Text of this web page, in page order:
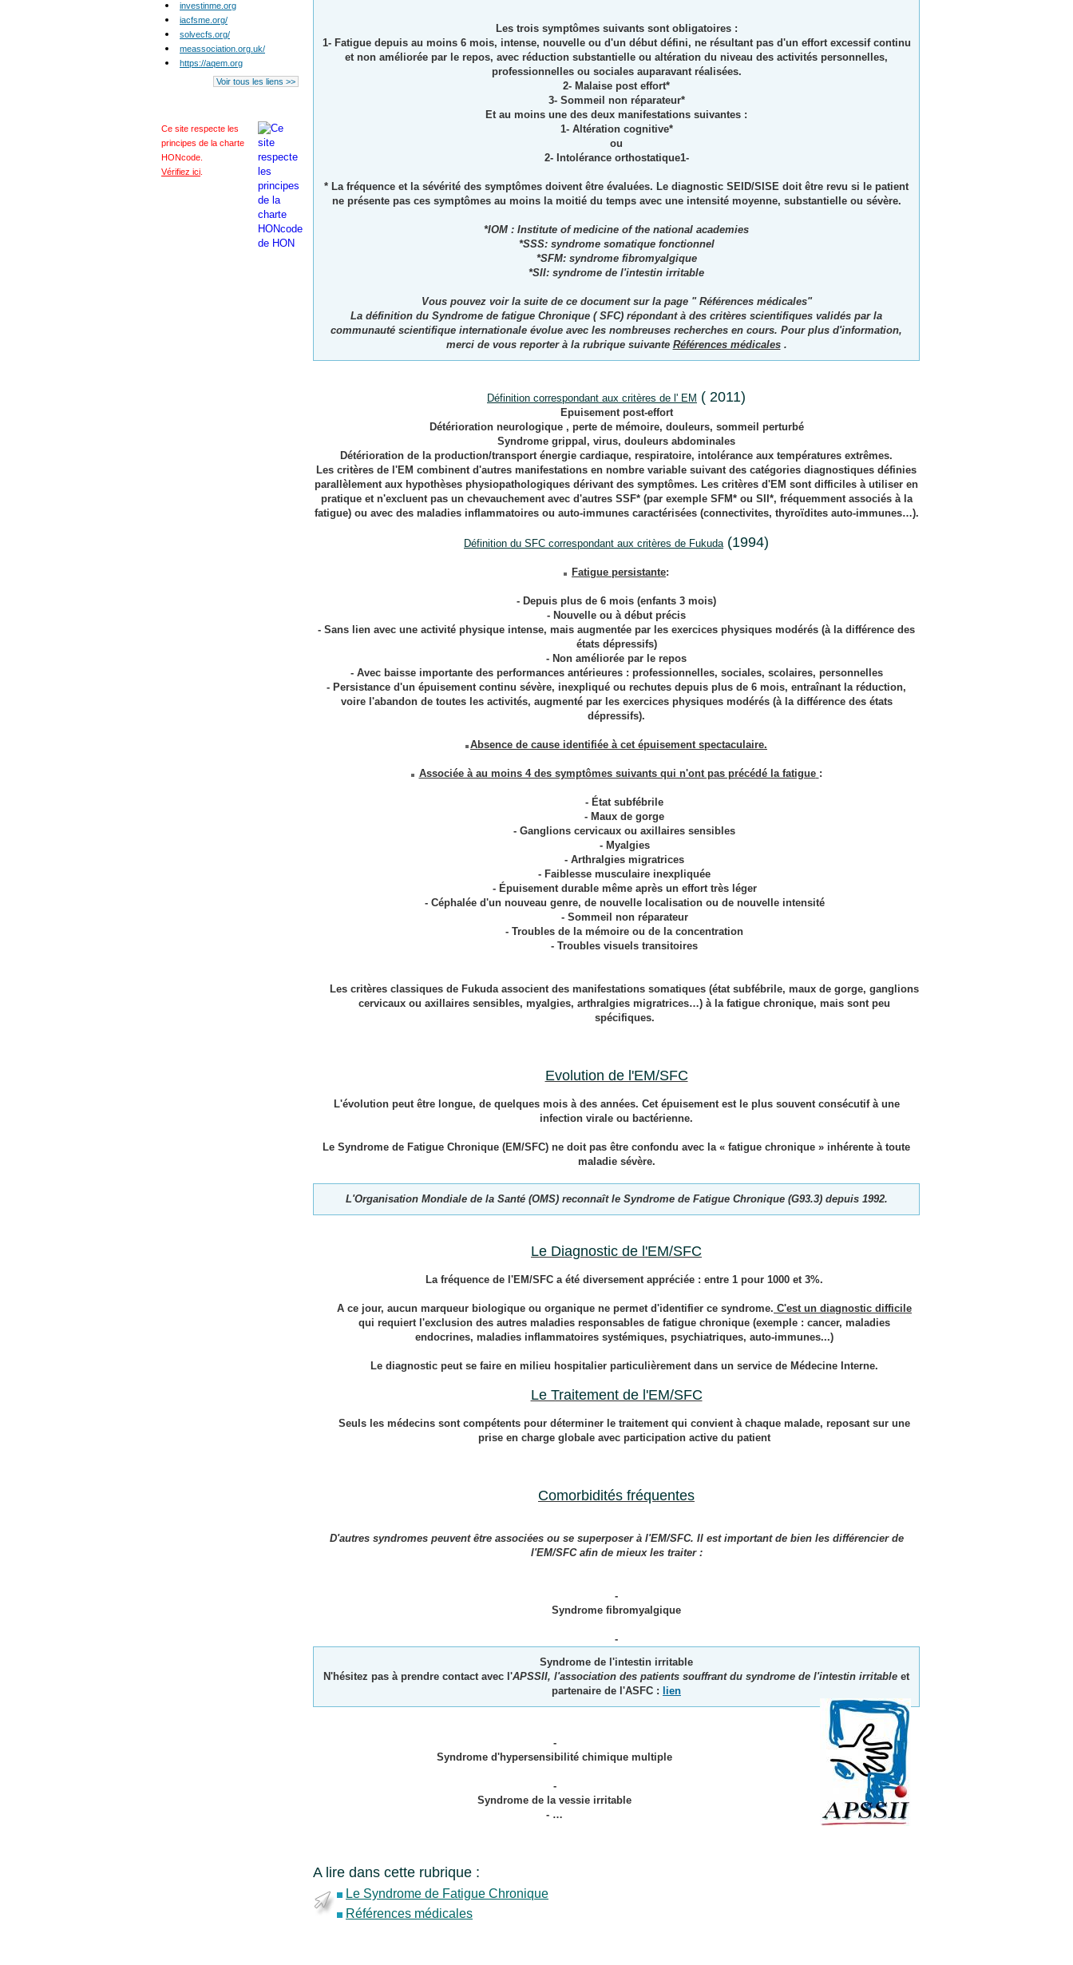
Les trois symptômes suivants sont obligatoires :
1- Fatigue depuis au moins 6 mois, intense, nouvelle ou d'un début défini, ne résultant pas d'un effort excessif continu
et non améliorée par le repos, avec réduction substantielle ou altération du niveau des activités personnelles,
professionnelles ou sociales auparavant réalisées.
2- Malaise post effort*
3- Sommeil non réparateur*
Et au moins une des deux manifestations suivantes :
1- Altération cognitive*
ou
2- Intolérance orthostatique1-
* La fréquence et la sévérité des symptômes doivent être évaluées. Le diagnostic SEID/SISE doit être revu si le patient
ne présente pas ces symptômes au moins la moitié du temps avec une intensité moyenne, substantielle ou sévère.
*IOM : Institute of medicine of the national academies
*SSS: syndrome somatique fonctionnel
*SFM: syndrome fibromyalgique
*SII: syndrome de l'intestin irritable
Vous pouvez voir la suite de ce document sur la page " Références médicales"
La définition du Syndrome de fatigue Chronique ( SFC) répondant à des critères scientifiques validés par la
communauté scientifique internationale évolue avec les nombreuses recherches en cours. Pour plus d'information,
merci de vous reporter à la rubrique suivante Références médicales.
Définition correspondant aux critères de l' EM ( 2011)
Epuisement post-effort
Détérioration neurologique , perte de mémoire, douleurs, sommeil perturbé
Syndrome grippal, virus, douleurs abdominales
Détérioration de la production/transport énergie cardiaque, respiratoire, intolérance aux températures extrêmes.
Les critères de l'EM combinent d'autres manifestations en nombre variable suivant des catégories diagnostiques définies
parallèlement aux hypothèses physiopathologiques dérivant des symptômes. Les critères d'EM sont difficiles à utiliser en
pratique et n'excluent pas un chevauchement avec d'autres SSF* (par exemple SFM* ou SII*, fréquemment associés à la
fatigue) ou avec des maladies inflammatoires ou auto-immunes caractérisées (connectivites, thyroïdites auto-immunes…).
Définition du SFC correspondant aux critères de Fukuda(1994)
Fatigue persistante:
- Depuis plus de 6 mois (enfants 3 mois)
- Nouvelle ou à début précis
- Sans lien avec une activité physique intense, mais augmentée par les exercices physiques modérés (à la différence des
états dépressifs)
- Non améliorée par le repos
- Avec baisse importante des performances antérieures : professionnelles, sociales, scolaires, personnelles
- Persistance d'un épuisement continu sévère, inexpliqué ou rechutes depuis plus de 6 mois, entraînant la réduction,
voire l'abandon de toutes les activités, augmenté par les exercices physiques modérés (à la différence des états
dépressifs).
Absence de cause identifiée à cet épuisement spectaculaire.
Associée à au moins 4 des symptômes suivants qui n'ont pas précédé la fatigue :
- État subfébrile
- Maux de gorge
- Ganglions cervicaux ou axillaires sensibles
- Myalgies
- Arthralgies migratrices
- Faiblesse musculaire inexpliquée
- Épuisement durable même après un effort très léger
- Céphalée d'un nouveau genre, de nouvelle localisation ou de nouvelle intensité
- Sommeil non réparateur
- Troubles de la mémoire ou de la concentration
- Troubles visuels transitoires
Les critères classiques de Fukudaassocient des manifestations somatiques (état subfébrile, maux de gorge, ganglions
cervicaux ou axillaires sensibles, myalgies, arthralgies migratrices…) à la fatigue chronique, mais sont peu
spécifiques.
Evolution de l'EM/SFC
L'évolution peut être longue, de quelques mois à des années. Cet épuisement est le plus souvent consécutif à une
infection virale ou bactérienne.
Le Syndrome de Fatigue Chronique (EM/SFC) ne doit pas être confondu avec la « fatigue chronique » inhérente à toute
maladie sévère.
L'Organisation Mondiale de la Santé (OMS) reconnaît le Syndrome de Fatigue Chronique (G93.3) depuis 1992.
Le Diagnostic de l'EM/SFC
La fréquence de l'EM/SFC a été diversement appréciée : entre 1 pour 1000 et 3%.
A ce jour, aucun marqueur biologique ou organique ne permet d'identifier ce syndrome. C'est un diagnostic difficile
qui requiert l'exclusion des autres maladies responsables de fatigue chronique (exemple : cancer, maladies
endocrines, maladies inflammatoires systémiques, psychiatriques, auto-immunes...)
Le diagnostic peut se faire en milieu hospitalier particulièrement dans un service de Médecine Interne.
Le Traitement de l'EM/SFC
Seuls les médecins sont compétents pour déterminer le traitement qui convient à chaque malade, reposant sur une
prise en charge globale avec participation active du patient
Comorbidités fréquentes
D'autres syndromes peuvent être associées ou se superposer à l'EM/SFC. Il est important de bien les différencier de
l'EM/SFC afin de mieux les traiter :
-
Syndrome fibromyalgique
-
Syndrome de l'intestin irritable
N'hésitez pas à prendre contact avec l'APSSII, l'association des patients souffrant du syndrome de l'intestin irritable et
partenaire de l'ASFC :
lien
-
Syndrome d'hypersensibilité chimique multiple
-
Syndrome de la vessie irritable
- …
A lire dans cette rubrique :
Le Syndrome de Fatigue Chronique
Références médicales
investinme.org
iacfsme.org/
solvecfs.org/
meassociation.org.uk/
https://aqem.org
Voir tous les liens >>
Ce site respecte les
principes de la charte
HONcode
Vérifiez ici